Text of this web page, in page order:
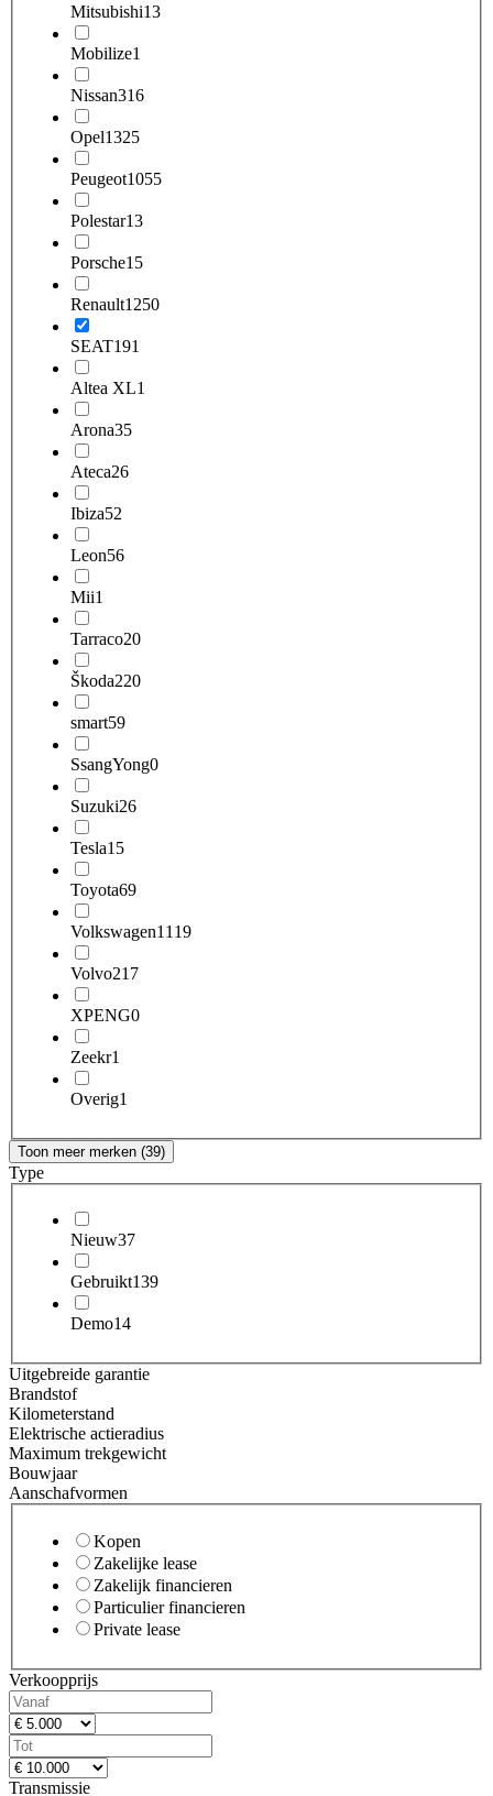
Mitsubishi13
Mobilize1
Nissan316
Opel1325
Peugeot1055
Polestar13
Porsche15
Renault1250
SEAT191
Altea XL1
Arona35
Ateca26
Ibiza52
Leon56
Mii1
Tarraco20
Škoda220
smart59
SsangYong0
Suzuki26
Tesla15
Toyota69
Volkswagen1119
Volvo217
XPENG0
Zeekr1
Overig1
Toon meer merken (39)
Type
Nieuw37
Gebruikt139
Demo14
Uitgebreide garantie
Brandstof
Kilometerstand
Elektrische actieradius
Maximum trekgewicht
Bouwjaar
Aanschafvormen
Kopen
Zakelijke lease
Zakelijk financieren
Particulier financieren
Private lease
Verkoopprijs
Transmissie